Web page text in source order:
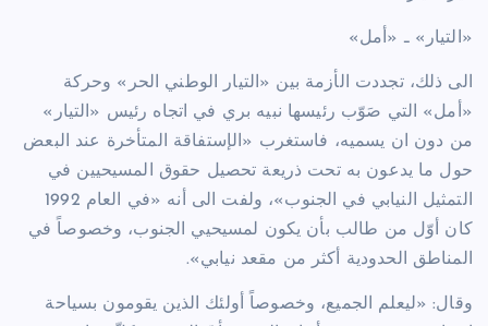
«التيار» ـ «أمل»
الى ذلك، تجددت الأزمة بين «التيار الوطني الحر» وحركة
«أمل» التي صَوّب رئيسها نبيه بري في اتجاه رئيس «التيار»
من دون ان يسميه، فاستغرب «الإستفاقة المتأخرة عند البعض
حول ما يدعون به تحت ذريعة تحصيل حقوق المسيحيين في
التمثيل النيابي في الجنوب»، ولفت الى أنه «في العام 1992
كان أوّل من طالب بأن يكون لمسيحيي الجنوب، وخصوصاً في
المناطق الحدودية أكثر من مقعد نيابي».
وقال: «ليعلم الجميع، وخصوصاً أولئك الذين يقومون بسياحة